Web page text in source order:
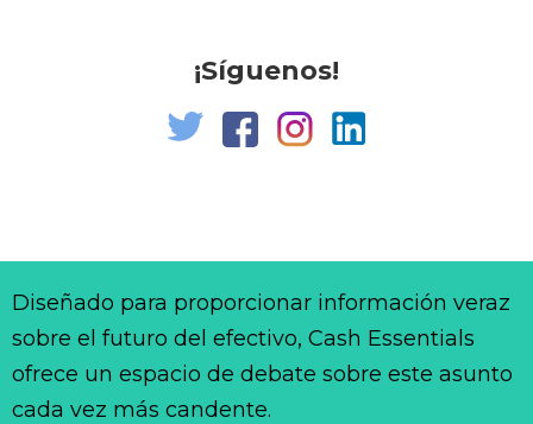
¡Síguenos!
Diseñado para proporcionar información veraz
sobre el futuro del efectivo, Cash Essentials
ofrece un espacio de debate sobre este asunto
cada vez más candente.